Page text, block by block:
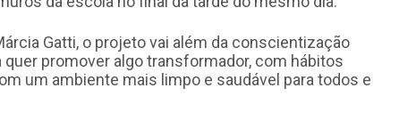
Gatti, o projeto vai além da conscientização
quer promover algo transformador, com hábitos
um ambiente mais limpo e saudável para todos e